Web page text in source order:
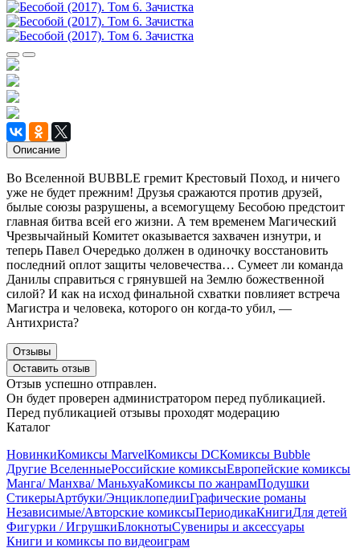
Описание
Во Вселенной BUBBLE гремит Крестовый Поход, и ничего
уже не будет прежним! Друзья сражаются против друзей,
былые союзы разрушены, а всемогущему Бесобою предстоит
главная битва всей его жизни. А тем временем Магический
Чрезвычайный Комитет оказывается захвачен изнутри, и
теперь Павел Очередько должен в одиночку восстановить
последний оплот защиты человечества… Сумеет ли команда
Данилы справиться с грянувшей на Землю божественной
силой? И как на исход финальной схватки повлияет встреча
Магистра и человека, которого он когда-то убил, —
Антихриста?
Отзывы
Оставить отзыв
Отзыв успешно отправлен.
Он будет проверен администратором перед публикацией.
Перед публикацией отзывы проходят модерацию
Каталог
НовинкиКомиксы MarvelКомиксы DCКомиксы Bubble
Другие ВселенныеРоссийские комиксыЕвропейские комиксы
Манга/ Манхва/ МаньхуаКомиксы по жанрамПодушки
СтикерыАртбуки/ЭнциклопедииГрафические романы
Независимые/Авторские комиксыПериодикаКнигиДля детей
Фигурки / ИгрушкиБлокнотыСувениры и аксессуары
Книги и комиксы по видеоиграм